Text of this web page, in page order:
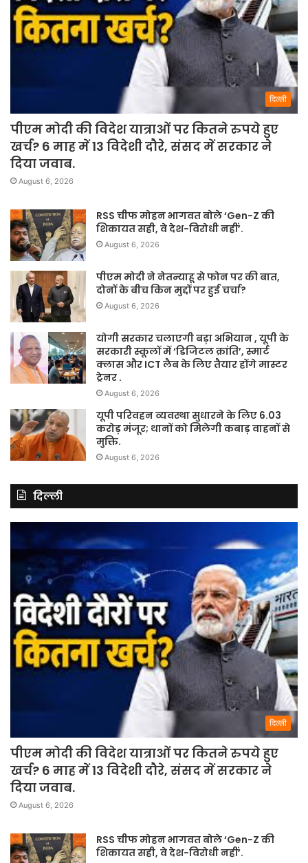
दिल्ली
पीएम मोदी की विदेश यात्राओं पर कितने रुपये हुए
खर्च? 6 माह में 13 विदेशी दौरे, संसद में सरकार ने
दिया जवाब.
August 6, 2026
RSS चीफ मोहन भागवत बोले ‘Gen-Z की
शिकायत सही, वे देश-विरोधी नहीं’.
August 6, 2026
पीएम मोदी ने नेतन्याहू से फोन पर की बात,
दोनों के बीच किन मुद्दों पर हुई चर्चा?
August 6, 2026
योगी सरकार चलाएगी बड़ा अभियान , यूपी के
सरकारी स्कूलों में ‘डिजिटल क्रांति’, स्मार्ट
क्लास और ICT लैब के लिए तैयार होंगे मास्टर
ट्रेनर .
August 6, 2026
यूपी परिवहन व्यवस्था सुधारने के लिए 6.03
करोड़ मंजूर; थानों को मिलेगी कबाड़ वाहनों से
मुक्ति.
August 6, 2026
दिल्ली
दिल्ली
पीएम मोदी की विदेश यात्राओं पर कितने रुपये हुए
खर्च? 6 माह में 13 विदेशी दौरे, संसद में सरकार ने
दिया जवाब.
August 6, 2026
RSS चीफ मोहन भागवत बोले ‘Gen-Z की
शिकायत सही, वे देश-विरोधी नहीं’.